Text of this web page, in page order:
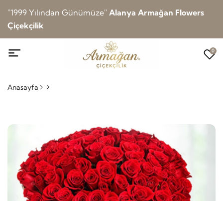
''1999 Yılından Günümüze'' Alanya Armağan Flowers
Çiçekçilik
0
Anasayfa